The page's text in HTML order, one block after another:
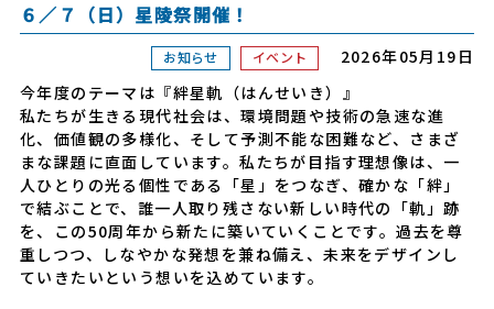
６／７（日）星陵祭開催！
お知らせ イベント
2026年05月19日
今年度のテーマは『絆星軌（はんせいき）』
私たちが生きる現代社会は、環境問題や技術の急速な進
化、価値観の多様化、そして予測不能な困難など、さまざ
まな課題に直面しています。私たちが目指す理想像は、一
人ひとりの光る個性である「星」をつなぎ、確かな「絆」
で結ぶことで、誰一人取り残さない新しい時代の「軌」跡
を、この50周年から新たに築いていくことです。過去を尊
重しつつ、しなやかな発想を兼ね備え、未来をデザインし
ていきたいという想いを込めています。